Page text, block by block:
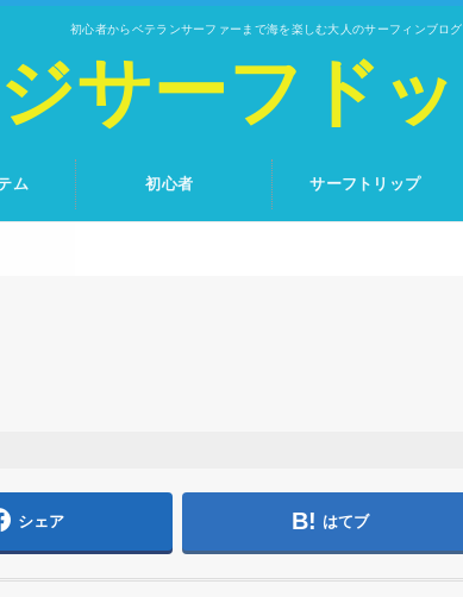
初心者からベテランサーファーまで海を楽しむ大人のサーフィンブログ
サーフド
ム 初心者 サーフトリップ
シェア はてブ